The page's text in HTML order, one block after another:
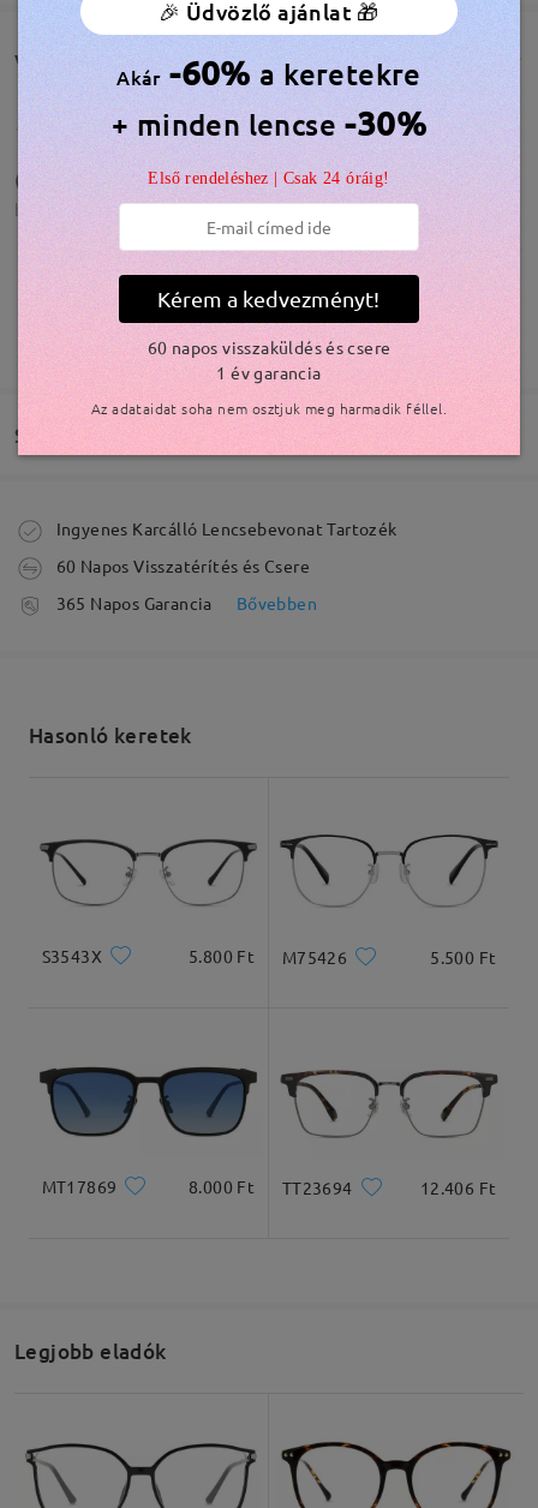
Modellinformáció
Arcforma:
Szögletes és kerek
Archossz:
20cm/7.8in
Arcszélesség:
22cm/8.6in
Teljes szélesség Szárhossz
Vásárlói vélemények(804)
(❀´ ˘ `❀)
by Víctor on Aug 7 , 2026
Fall in love with this new glasses
by Ailyn Lizarraga on Aug 4 , 2026
Írjon egy véleményt
TOVÁBBIAK MEGJELENÍTÉSE
Szállítás
Megrendelés leadva
feldolgozási idő
Kiszállítva
Ingyenes Karcálló Lencsebevonat Tartozék
60 Napos Visszatérítés és Csere
365 Napos Garancia
Bővebben
Hasonló keretek
S3543X 5.800 Ft M75426 5.500 Ft
MT17869 8.000 Ft TT23694 12.406 Ft
Legjobb eladók
🎉 Üdvözlő ajánlat 🎁
Akár -60% a keretekre
+ minden lencse -30%
Első rendeléshez | Csak 24 óráig!
Kérem a kedvezményt!
60 napos visszaküldés és csere
1 év garancia
Az adataidat soha nem osztjuk meg harmadik féllel.